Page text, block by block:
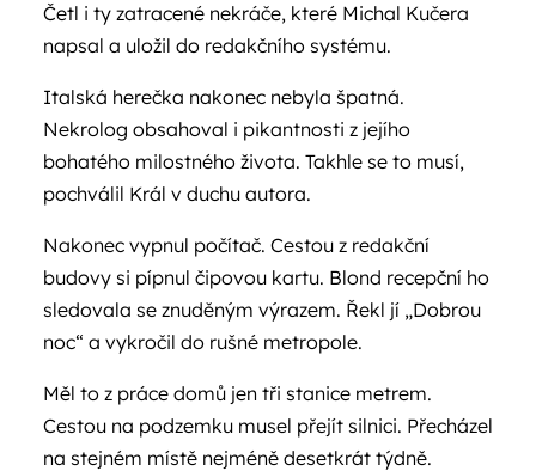
Četl i ty zatracené nekráče, které Michal Kučera
napsal a uložil do redakčního systému.
Italská herečka nakonec nebyla špatná.
Nekrolog obsahoval i pikantnosti z jejího
bohatého milostného života. Takhle se to musí,
pochválil Král v duchu autora.
Nakonec vypnul počítač. Cestou z redakční
budovy si pípnul čipovou kartu. Blond recepční ho
sledovala se znuděným výrazem. Řekl jí „Dobrou
noc“ a vykročil do rušné metropole.
Měl to z práce domů jen tři stanice metrem.
Cestou na podzemku musel přejít silnici. Přecházel
na stejném místě nejméně desetkrát týdně.